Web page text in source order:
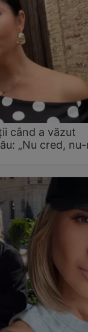
când a văzut
„Nu cred,